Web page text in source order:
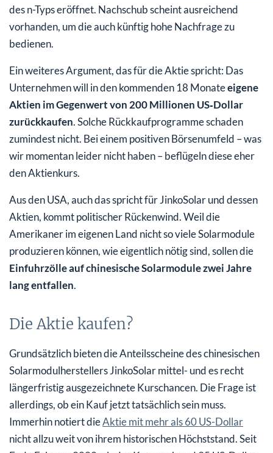
des n-Typs eröffnet. Nachschub scheint ausreichend
vorhanden, um die auch künftig hohe Nachfrage zu
bedienen.
Ein weiteres Argument, das für die Aktie spricht: Das
Unternehmen will in den kommenden 18 Monateeigene
Aktien im Gegenwert von 200 Millionen US‑Dollar
zurückkaufen. Solche Rückkaufprogramme schaden
zumindest nicht. Bei einem positiven Börsenumfeld – was
wir momentan leider nicht haben – beflügeln diese eher
den Aktienkurs.
Aus den USA, auch das spricht für JinkoSolar und dessen
Aktien, kommt politischer Rückenwind. Weil die
Amerikaner im eigenen Land nicht so viele Solarmodule
produzieren können, wie eigentlich nötig sind, sollen die
Einfuhrzölle auf chinesische Solarmodule zwei Jahre
lang entfallen.
Die Aktie kaufen?
Grundsätzlich bieten die Anteilsscheine des chinesischen
Solarmodulherstellers JinkoSolar mittel- und es recht
längerfristig ausgezeichnete Kurschancen. Die Frage ist
allerdings, ob ein Kauf jetzt tatsächlich sein muss.
Immerhin notiert dieAktie mit mehr als 60 US-Dollar
nicht allzu weit von ihrem historischen Höchststand. Seit